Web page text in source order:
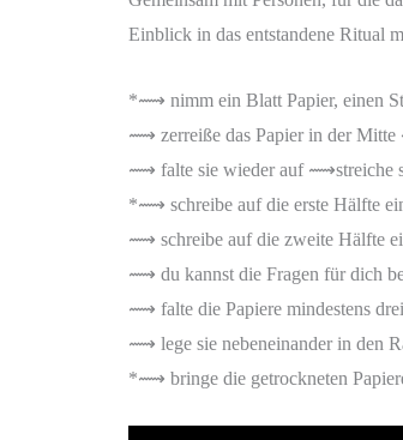
Einblick in das entstandene Ritual
*⟿ nimm ein Blatt Papier, einen
⟿ zerreiße das Papier in der
⟿ falte sie wieder auf ⟿streiche
*⟿ schreibe auf die erste Hälfte
⟿ schreibe auf die zweite Hälfte
⟿ du kannst die Fragen für dich
⟿ falte die Papiere mindestens
⟿ lege sie nebeneinander in den
*⟿ bringe die getrockneten